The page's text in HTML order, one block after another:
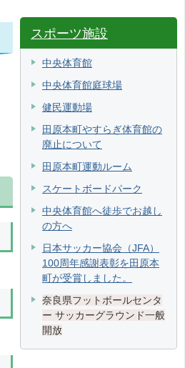
スポーツ施設
中央体育館
中央体育館庭球場
健民運動場
田原本町やすらぎ体育館の
廃止について
田原本町運動ルーム
スケートボードパーク
中央体育館へ徒歩でお越し
の方へ
日本サッカー協会（JFA）
100周年感謝表彰を田原本
町が受賞しました。
奈良県フットボールセンタ
ー サッカーグラウンド一般
開放